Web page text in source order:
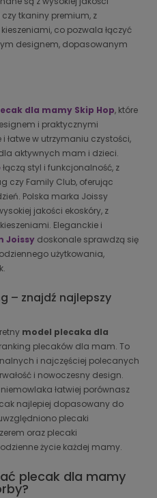
tkaniny premium, z
co pozwala łączyć
designem, dopasowanym
dla mamy Skip Hop, które
i praktycznymi
łatwe w utrzymaniu czystości,
aktywnych mam i dzieci.
łączą styl i funkcjonalność, z
czy Family Club, oferując
Polska marka Joissy
jakości ekoskóry, z
Eleganckie i
Joissy doskonale sprawdzą się
użytkowania,
– znajdź najlepszy
model plecaka dla
plecaków dla mam. To
i najczęściej polecanych
i nowoczesny design.
łatwiej porównasz
najlepiej dopasowany do
plecaki
oraz plecaki
życie każdej mamy.
plecak dla mamy